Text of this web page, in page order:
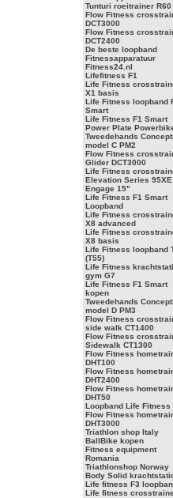
Tunturi roeitrainer R60
Flow Fitness
DCT3000
Flow Fitness
DCT2400
De beste loopband
Fitnessapparatuur
Fitness24.nl
Lifefitness F1
Life Fitness
X1 basis
Life Fitness loopband
Smart
Life Fitness F1 Smart
Power Plate
Tweedehands
model C PM2
Flow Fitness
Glider DCT3000
Life Fitness
Elevation Series 95XE
Engage 15"
Life Fitness F1 Smart
Loopband
Life Fitness
X8 advanced
Life Fitness
X8 basis
Life Fitness loopband
(T55)
Life Fitness
gym G7
Life Fitness F1 Smart
kopen
Tweedehands
model D PM3
Flow Fitness
side walk CT1400
Flow Fitness
Sidewalk CT1300
Flow Fitness
DHT100
Flow Fitness
DHT2400
Flow Fitness
DHT50
Loopband Life Fitness
Flow Fitness
DHT3000
Triathlon shop Italy
BallBike kopen
Fitness equipment
Romania
Triathlonshop Norway
Body Solid
Life fitness F3
Life fitness